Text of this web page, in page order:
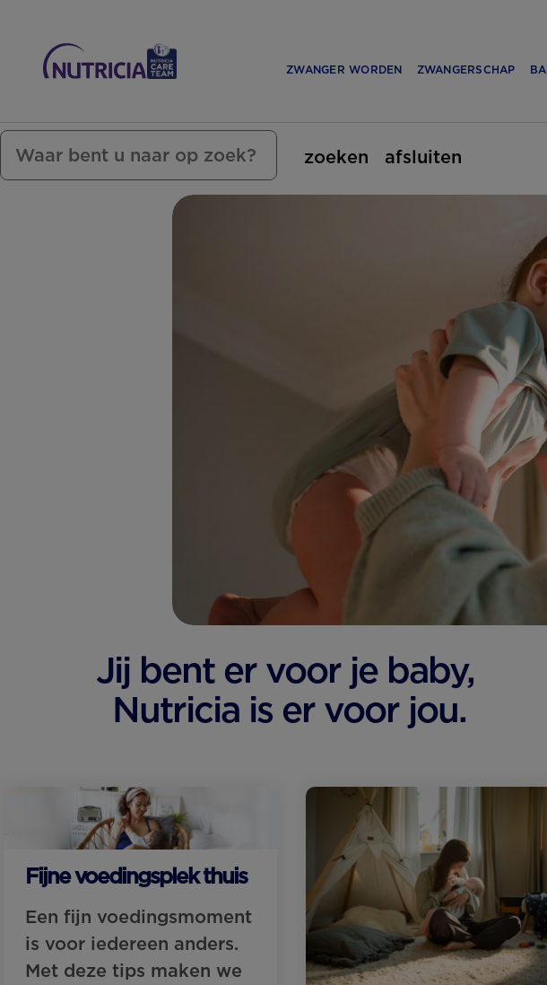
ZWANGER WORDEN ZWANGERSCHAP
zoeken afsluiten
Jij bent er voor je baby,
Nutricia is er voor jou.
Fijne voedingsplek thuis
Een fijn voedingsmoment
is voor iedereen anders.
Met deze tips maken we